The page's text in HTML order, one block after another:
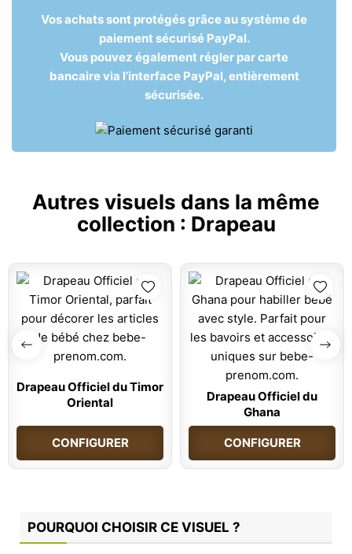
Vos achats sont protégés grâce au système de
paiement sécurisé PayPal.
Vous pouvez également régler par carte
bancaire via l’interface PayPal, entièrement
sécurisée.
Autres visuels dans la même
collection : Drapeau
Drapeau Officiel du Timor
Oriental
CONFIGURER
Drapeau Officiel du
Ghana
CONFIGURER
POURQUOI CHOISIR CE VISUEL ?